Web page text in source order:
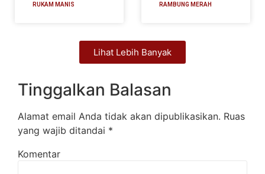
RUKAM MANIS RAMBUNG MERAH
Lihat Lebih Banyak
Tinggalkan Balasan
Alamat email Anda tidak akan dipublikasikan. Ruas
yang wajib ditandai *
Komentar